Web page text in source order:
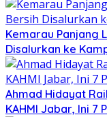
Kemarau Panjang
Disalurkan ke
Ahmad Hidayat
KAHMI Jabar, Ini 7